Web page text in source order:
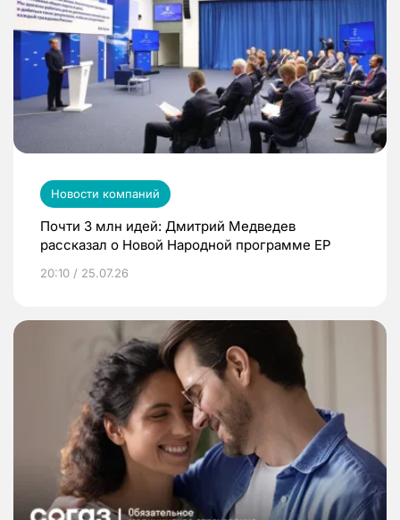
Новости компаний
Почти 3 млн идей: Дмитрий Медведев
рассказал о Новой Народной программе ЕР
20:10 / 25.07.26